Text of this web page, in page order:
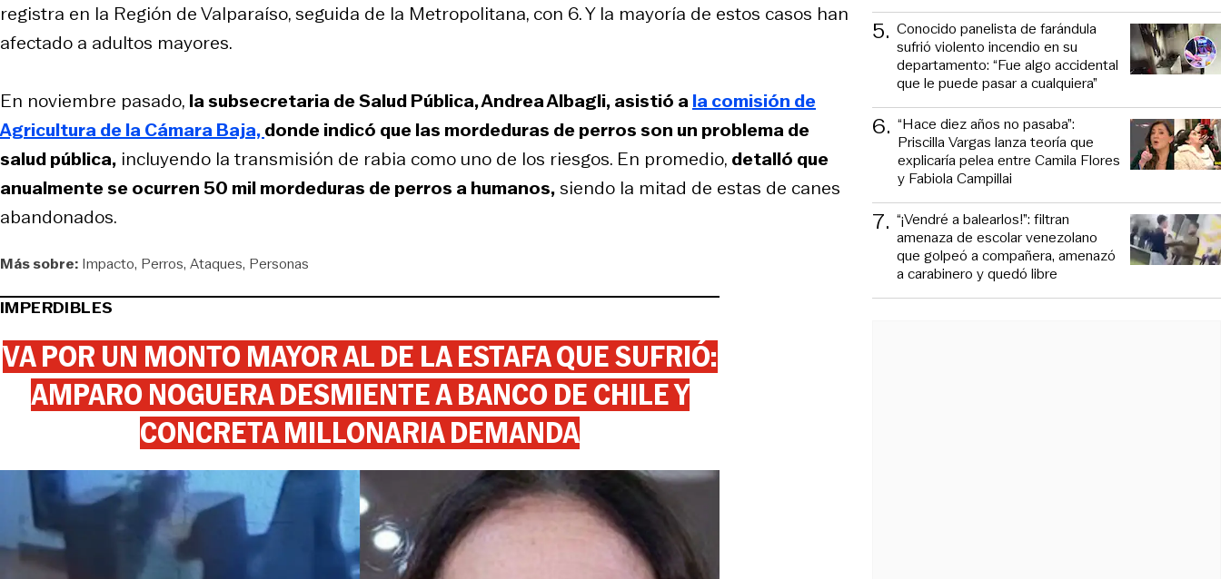
registra en la Región de Valparaíso, seguida de la Metropolitana, con 6. Y la mayoría de estos casos han
afectado a adultos mayores.
En noviembre pasado, la subsecretaria de Salud Pública, Andrea Albagli, asistió ala comisión de
Agricultura de la Cámara Baja,donde indicó que las mordeduras de perros son un problema de
salud pública, incluyendo la transmisión de rabia como uno de los riesgos. En promedio, detalló que
anualmente se ocurren 50 mil mordeduras de perros a humanos,siendo la mitad de estas de canes
abandonados.
Más sobre: Impacto Perros Ataques Personas
IMPERDIBLES
VA POR UN MONTO MAYOR AL DE LA ESTAFA QUE SUFRIÓ:
AMPARO NOGUERA DESMIENTE A BANCO DE CHILE Y
CONCRETA MILLONARIA DEMANDA
5. Conocido panelista de farándula
sufrió violento incendio en su
departamento: “Fue algo accidental
que le puede pasar a cualquiera”
6. “Hace diez años no pasaba”:
Priscilla Vargas lanza teoría que
explicaría pelea entre Camila Flores
y Fabiola Campillai
7. “¡Vendré a balearlos!”: filtran
amenaza de escolar venezolano
que golpeó a compañera, amenazó
a carabinero y quedó libre